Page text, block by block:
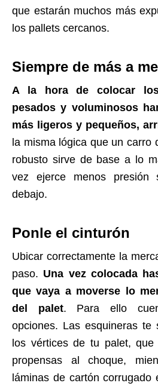
que estarán muchos más
los pallets cercanos.
Siempre de más a
A la hora de colocar
pesados y voluminosos
más ligeros y pequeños,
la misma lógica que un carro
robusto sirve de base a lo
vez ejerce menos
debajo.
Ponle el cinturón
Ubicar correctamente la
paso. Una vez colocada
que vaya a moverse lo
del palet. Para ello
opciones. Las esquineras te
los vértices de tu palet,
propensas al choque,
láminas de cartón corrugado